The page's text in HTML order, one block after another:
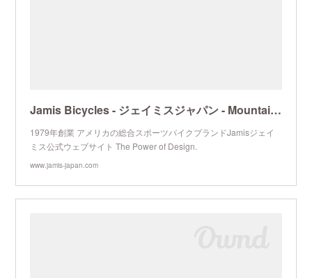
Jamis Bicycles - ジェイミスジャパン - Mountain Bikes, Road Bikes, Street Bikes
1979年創業 アメリカの総合スポーツバイクブランドJamisジェイ
ミス公式ウェブサイト The Power of Design.
www.jamis-japan.com